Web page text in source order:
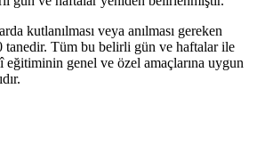
kutlanılması veya anılması gereken
tanedir. Tüm bu belirli gün ve haftalar ile
genel ve özel amaçlarına uygun